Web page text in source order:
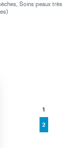
Soins peaux très
1
2